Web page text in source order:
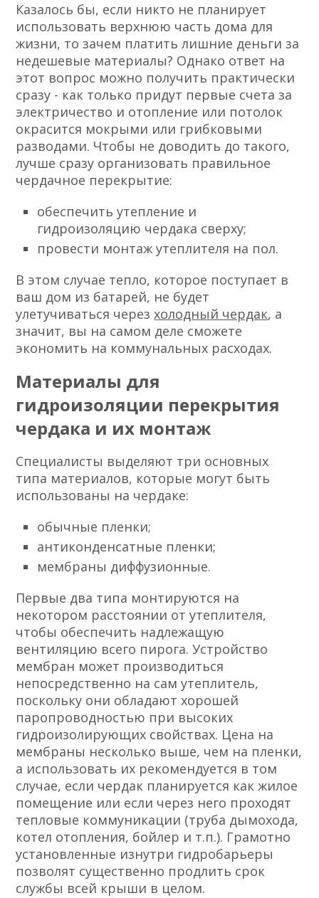
Казалось бы, если никто не планирует
использовать верхнюю часть дома для
жизни, то зачем платить лишние деньги за
недешевые материалы? Однако ответ на
этот вопрос можно получить практически
сразу - как только придут первые счета за
электричество и отопление или потолок
окрасится мокрыми или грибковыми
разводами. Чтобы не доводить до такого,
лучше сразу организовать правильное
чердачное перекрытие:
обеспечить утепление и
гидроизоляцию чердака сверху;
провести монтаж утеплителя на пол.
В этом случае тепло, которое поступает в
ваш дом из батарей, не будет
улетучиваться черезхолодный чердак, а
значит, вы на самом деле сможете
экономить на коммунальных расходах.
Материалы для
гидроизоляции перекрытия
чердака и их монтаж
Специалисты выделяют три основных
типа материалов, которые могут быть
использованы на чердаке:
обычные пленки;
антиконденсатные пленки;
мембраны диффузионные.
Первые два типа монтируются на
некотором расстоянии от утеплителя,
чтобы обеспечить надлежащую
вентиляцию всего пирога. Устройство
мембран может производиться
непосредственно на сам утеплитель,
поскольку они обладают хорошей
паропроводностью при высоких
гидроизолирующих свойствах. Цена на
мембраны несколько выше, чем на пленки,
а использовать их рекомендуется в том
случае, если чердак планируется как жилое
помещение или если через него проходят
тепловые коммуникации (труба дымохода,
котел отопления, бойлер и т.п.). Грамотно
установленные изнутри гидробарьеры
позволят существенно продлить срок
службы всей крыши в целом.